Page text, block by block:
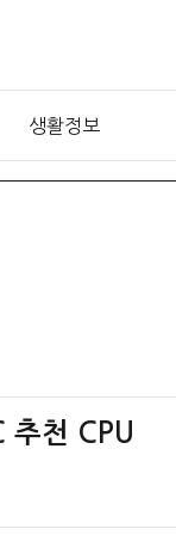
생활정보
추천 CPU